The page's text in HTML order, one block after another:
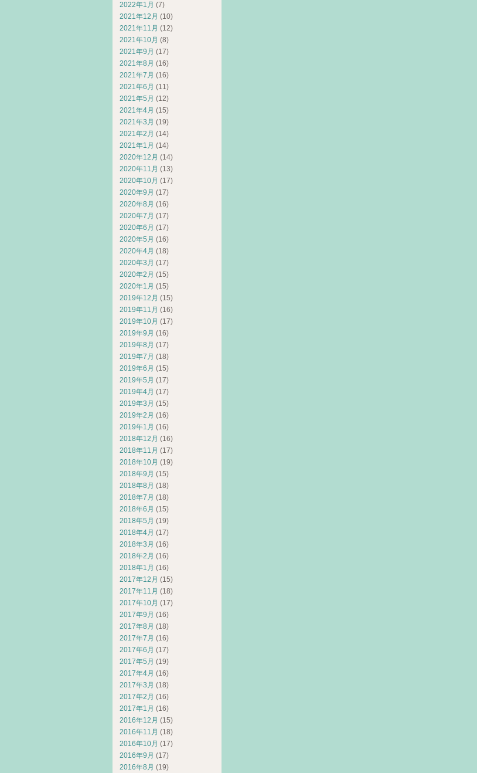
2022年1月 (7)
2021年12月 (10)
2021年11月 (12)
2021年10月 (8)
2021年9月 (17)
2021年8月 (16)
2021年7月 (16)
2021年6月 (11)
2021年5月 (12)
2021年4月 (15)
2021年3月 (19)
2021年2月 (14)
2021年1月 (14)
2020年12月 (14)
2020年11月 (13)
2020年10月 (17)
2020年9月 (17)
2020年8月 (16)
2020年7月 (17)
2020年6月 (17)
2020年5月 (16)
2020年4月 (18)
2020年3月 (17)
2020年2月 (15)
2020年1月 (15)
2019年12月 (15)
2019年11月 (16)
2019年10月 (17)
2019年9月 (16)
2019年8月 (17)
2019年7月 (18)
2019年6月 (15)
2019年5月 (17)
2019年4月 (17)
2019年3月 (15)
2019年2月 (16)
2019年1月 (16)
2018年12月 (16)
2018年11月 (17)
2018年10月 (19)
2018年9月 (15)
2018年8月 (18)
2018年7月 (18)
2018年6月 (15)
2018年5月 (19)
2018年4月 (17)
2018年3月 (16)
2018年2月 (16)
2018年1月 (16)
2017年12月 (15)
2017年11月 (18)
2017年10月 (17)
2017年9月 (16)
2017年8月 (18)
2017年7月 (16)
2017年6月 (17)
2017年5月 (19)
2017年4月 (16)
2017年3月 (18)
2017年2月 (16)
2017年1月 (16)
2016年12月 (15)
2016年11月 (18)
2016年10月 (17)
2016年9月 (17)
2016年8月 (19)